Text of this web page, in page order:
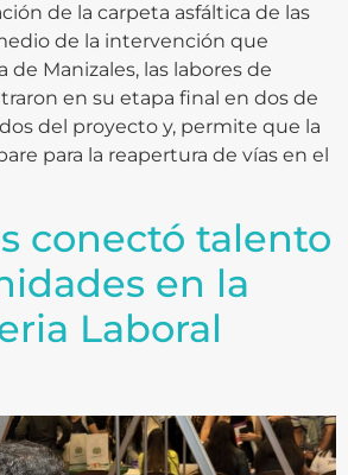
de la carpeta asfáltica de las
de la intervención que
de Manizales, las labores de
en su etapa final en dos de
del proyecto y, permite que la
para la reapertura de vías en el
conectó talento
en la
Laboral